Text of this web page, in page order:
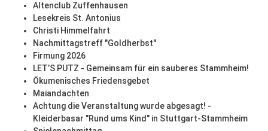
Altenclub Zuffenhausen
Lesekreis St. Antonius
Christi Himmelfahrt
Nachmittagstreff "Goldherbst"
Firmung 2026
LET’S PUTZ - Gemeinsam für ein sauberes Stammheim!
Ökumenisches Friedensgebet
Maiandachten
Achtung die Veranstaltung wurde abgesagt! -
Kleiderbasar "Rund ums Kind" in Stuttgart-Stammheim